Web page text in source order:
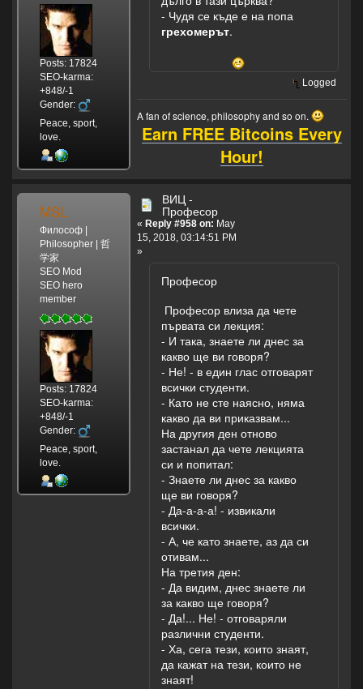
Posts: 17824
SEO-karma:
+848/-1
Gender:
Peace, sport,
love.
- Чудя се къде е на попа
грехомерът.
Logged
A fan of science, philosophy and so on.
Earn FREE Bitcoins Every
Hour!
MSL
Философ |
Philosopher | 哲
学家
SEO Mod
SEO hero
member
Posts: 17824
SEO-karma:
+848/-1
Gender:
Peace, sport,
love.
ВИЦ -
Професор
« Reply #958 on: May
15, 2018, 03:14:51 PM
»
Професор
Професор влиза да чете
първата си лекция:
- И така, знаете ли днес за
какво ще ви говоря?
- Не! - в един глас отговарят
всички студенти.
- Като не сте наясно, няма
какво да ви приказвам...
На другия ден отново
застанал да чете лекцията
си и попитал:
- Знаете ли днес за какво
ще ви говоря?
- Да-а-а-а! - извикали
всички.
- А, че като знаете, аз да си
отивам...
На третия ден:
- Да видим, днес знаете ли
за какво ще говоря?
- Да!... Не! - отговаряли
различни студенти.
- Ха, сега тези, които знаят,
да кажат на тези, които не
знаят!